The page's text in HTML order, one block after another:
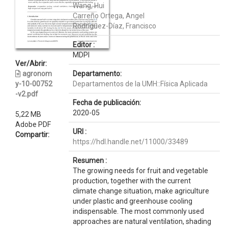
Ver/Abrir:
agronom
y-10-00752
-v2.pdf
5,22 MB
Adobe PDF
Compartir:
Wang, Hui
Carreño Ortega, Angel
Rodríguez-Díaz, Francisco
Editor :
MDPI
Departamento:
Departamentos de la UMH::Física Aplicada
Fecha de publicación:
2020-05
URI :
https://hdl.handle.net/11000/33489
Resumen :
The growing needs for fruit and vegetable
production, together with the current
climate change situation, make agriculture
under plastic and greenhouse cooling
indispensable. The most commonly used
approaches are natural ventilation, shading